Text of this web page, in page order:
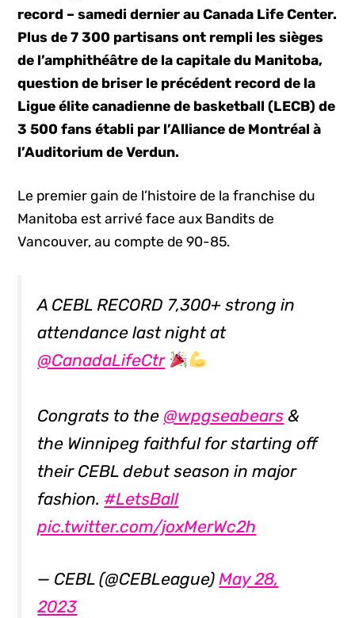
record – samedi dernier au Canada Life Center.
Plus de 7 300 partisans ont rempli les sièges
de l’amphithéâtre de la capitale du Manitoba,
question de briser le précédent record de la
Ligue élite canadienne de basketball (LECB) de
3 500 fans établi par l’Alliance de Montréal à
l’Auditorium de Verdun.
Le premier gain de l’histoire de la franchise du
Manitoba est arrivé face aux Bandits de
Vancouver, au compte de 90-85.
A CEBL RECORD 7,300+ strong in
attendance last night at
@CanadaLifeCtr
Congrats to the @wpgseabears &
the Winnipeg faithful for starting off
their CEBL debut season in major
fashion. #LetsBall
pic.twitter.com/joxMerWc2h
— CEBL (@CEBLeague)May 28,
2023